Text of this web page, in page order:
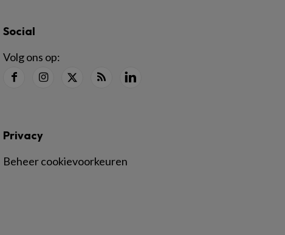
Social
Volg ons op:
Privacy
Beheer cookievoorkeuren